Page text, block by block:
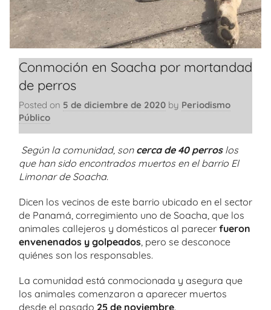
Conmoción en Soacha por mortandad
de perros
Posted on 5 de diciembre de 2020 by Periodismo
Público
Según la comunidad, son cerca de 40 perroslos
que han sido encontrados muertos en el barrio El
Limonar de Soacha.
Dicen los vecinos de este barrio ubicado en el sector
de Panamá, corregimiento uno de Soacha, que los
animales callejeros y domésticos al parecer fueron
envenenados y golpeados , pero se desconoce
quiénes son los responsables.
La comunidad está conmocionada y asegura que
los animales comenzaron a aparecer muertos
desde el pasado 25 de noviembre.